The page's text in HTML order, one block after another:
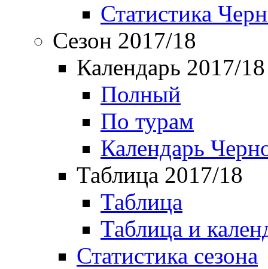
Статистика
Сезон 2017/18
Календарь 2017/18
Полный
По турам
Календарь
Таблица 2017/18
Таблица
Таблица и
Статистика сезона